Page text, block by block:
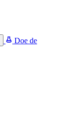
Doe de